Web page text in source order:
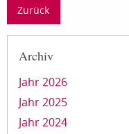
Zurück
Archiv
Jahr 2026
Jahr 2025
Jahr 2024